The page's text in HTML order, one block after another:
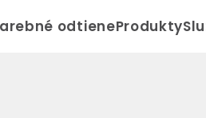
odtieneProdukty